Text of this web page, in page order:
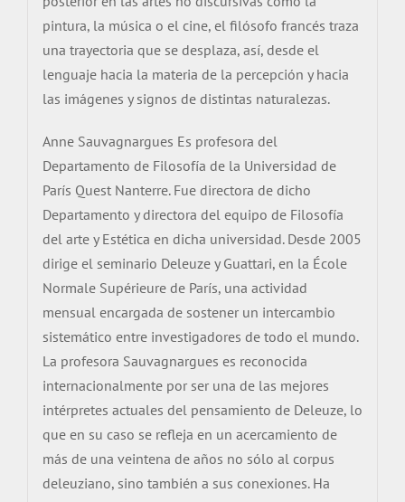
pintura, la música o el cine, el filósofo francés traza
una trayectoria que se desplaza, así, desde el
lenguaje hacia la materia de la percepción y hacia
las imágenes y signos de distintas naturalezas.
Anne Sauvagnargues Es profesora del
Departamento de Filosofía de la Universidad de
París Quest Nanterre. Fue directora de dicho
Departamento y directora del equipo de Filosofía
del arte y Estética en dicha universidad. Desde 2005
dirige el seminario Deleuze y Guattari, en la École
Normale Supérieure de París, una actividad
mensual encargada de sostener un intercambio
sistemático entre investigadores de todo el mundo.
La profesora Sauvagnargues es reconocida
internacionalmente por ser una de las mejores
intérpretes actuales del pensamiento de Deleuze, lo
que en su caso se refleja en un acercamiento de
más de una veintena de años no sólo al corpus
deleuziano, sino también a sus conexiones. Ha